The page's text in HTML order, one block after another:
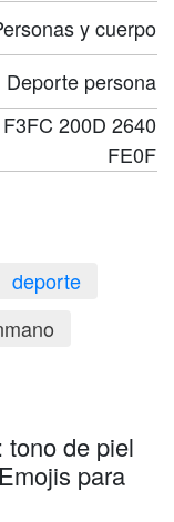
y cuerpo
Deporte persona
200D 2640
FE0F
deporte
tono de piel
para